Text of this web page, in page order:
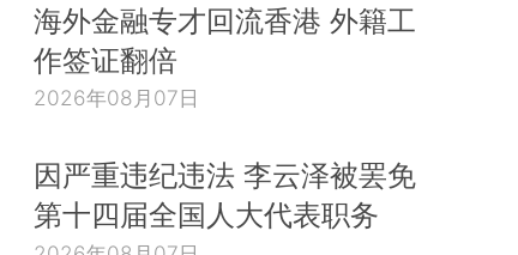
海外金融专才回流香港 外籍工
作签证翻倍
2026年08月07日
因严重违纪违法 李云泽被罢免
第十四届全国人大代表职务